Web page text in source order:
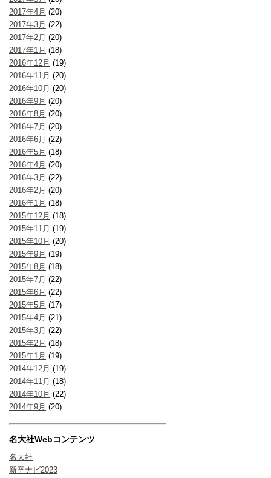
2017年4月 (20)
2017年3月 (22)
2017年2月 (20)
2017年1月 (18)
2016年12月 (19)
2016年11月 (20)
2016年10月 (20)
2016年9月 (20)
2016年8月 (20)
2016年7月 (20)
2016年6月 (22)
2016年5月 (18)
2016年4月 (20)
2016年3月 (22)
2016年2月 (20)
2016年1月 (18)
2015年12月 (18)
2015年11月 (19)
2015年10月 (20)
2015年9月 (19)
2015年8月 (18)
2015年7月 (22)
2015年6月 (22)
2015年5月 (17)
2015年4月 (21)
2015年3月 (22)
2015年2月 (18)
2015年1月 (19)
2014年12月 (19)
2014年11月 (18)
2014年10月 (22)
2014年9月 (20)
名大社Webコンテンツ
名大社
新卒ナビ2023